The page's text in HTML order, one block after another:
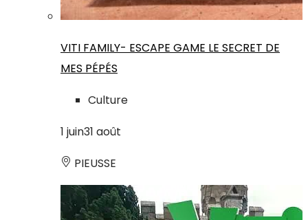
VITI FAMILY- ESCAPE GAME LE SECRET DE
MES PÉPÉS
Culture
1 juin31 août
PIEUSSE